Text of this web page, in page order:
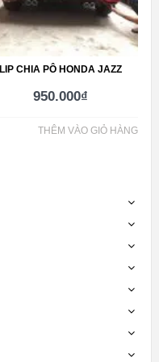
LIP CHIA PÔ HONDA JAZZ
950.000₫
THÊM VÀO GIỎ HÀNG